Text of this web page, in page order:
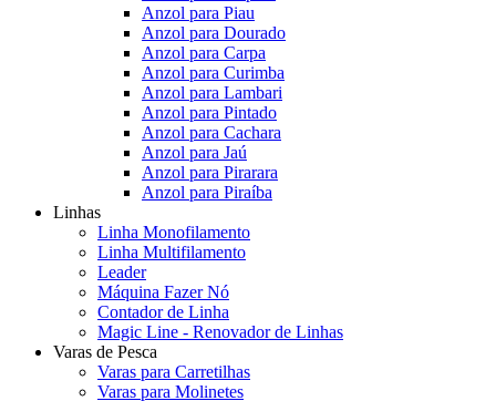
Anzol para Piau
Anzol para Dourado
Anzol para Carpa
Anzol para Curimba
Anzol para Lambari
Anzol para Pintado
Anzol para Cachara
Anzol para Jaú
Anzol para Pirarara
Anzol para Piraíba
Linhas
Linha Monofilamento
Linha Multifilamento
Leader
Máquina Fazer Nó
Contador de Linha
Magic Line - Renovador de Linhas
Varas de Pesca
Varas para Carretilhas
Varas para Molinetes